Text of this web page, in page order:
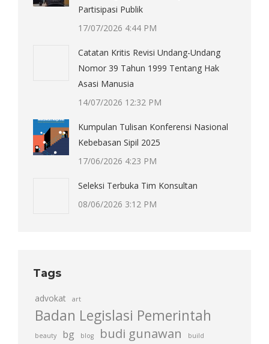
Partisipasi Publik
17/07/2026 4:44 PM
Catatan Kritis Revisi Undang-Undang
Nomor 39 Tahun 1999 Tentang Hak
Asasi Manusia
14/07/2026 12:32 PM
Kumpulan Tulisan Konferensi Nasional
Kebebasan Sipil 2025
17/06/2026 4:23 PM
Seleksi Terbuka Tim Konsultan
08/06/2026 3:12 PM
Tags
advokat art
Badan Legislasi Pemerintah
beauty bg blog budi gunawan build